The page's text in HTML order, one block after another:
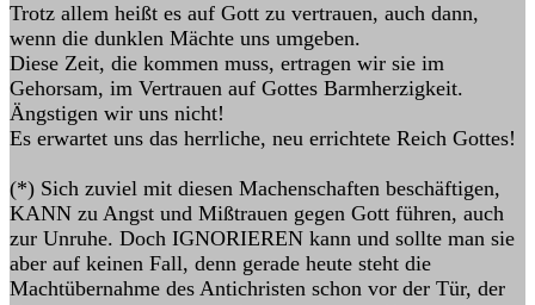
Trotz allem heißt es auf Gott zu vertrauen, auch dann,
wenn die dunklen Mächte uns umgeben.
Diese Zeit, die kommen muss, ertragen wir sie im
Gehorsam, im Vertrauen auf Gottes Barmherzigkeit.
Ängstigen wir uns nicht!
Es erwartet uns das herrliche, neu errichtete Reich Gottes!
(*) Sich zuviel mit diesen Machenschaften beschäftigen,
KANN zu Angst und Mißtrauen gegen Gott führen, auch
zur Unruhe. Doch IGNORIEREN kann und sollte man sie
aber auf keinen Fall, denn gerade heute steht die
Machtübernahme des Antichristen schon vor der Tür, der